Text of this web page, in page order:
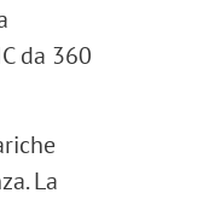
da 360
La